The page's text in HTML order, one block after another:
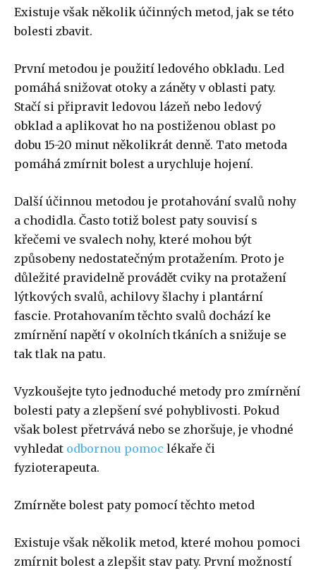
Existuje však několik účinných metod, jak se této
bolesti zbavit.
První metodou je použití ledového obkladu. Led
pomáhá snižovat otoky a záněty v oblasti paty.
Stačí si připravit ledovou lázeň nebo ledový
obklad a aplikovat ho na postiženou oblast po
dobu 15-20 minut několikrát denně. Tato metoda
pomáhá zmírnit bolest a urychluje hojení.
Další účinnou metodou je protahování svalů nohy
a chodidla. Často totiž bolest paty souvisí s
křečemi ve svalech nohy, které mohou být
způsobeny nedostatečným protažením. Proto je
důležité pravidelně provádět cviky na protažení
lýtkových svalů, achilovy šlachy i plantární
fascie. Protahovaním těchto svalů dochází ke
zmírnění napětí v okolních tkáních a snižuje se
tak tlak na patu.
Vyzkoušejte tyto jednoduché metody pro zmírnění
bolesti paty a zlepšení své pohyblivosti. Pokud
však bolest přetrvává nebo se zhoršuje, je vhodné
vyhledat odbornou pomoc lékaře či
fyzioterapeuta.
Zmírněte bolest paty pomocí těchto metod
Existuje však několik metod, které mohou pomoci
zmírnit bolest a zlepšit stav paty. První možností